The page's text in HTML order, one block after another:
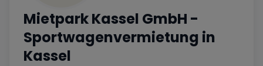
Mietpark Kassel GmbH -
Sportwagenvermietung in
Kassel